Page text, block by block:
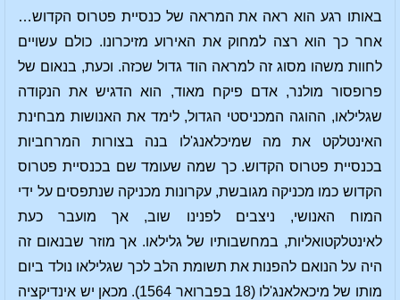
באותו רגע הוא ראה את המראה של כנסיית פטרוס הקדוש…
אחר כך הוא רצה למחוק את האירוע מזיכרונו. כולם עשויים
לחוות משהו מסוג זה למראה הוד גדול שכזה. וכעת, בנאום של
פרופסור מולנר, אדם פיקח מאוד, הוא הדגיש את הנקודה
שגלילאו, ההוגה המכניסטי הגדול, לימד את האנושות מבחינת
האינטלקט את מה שמיכלאנג'לו בנה בצורות המרחביות
בכנסיית פטרוס הקדוש. כך שמה שעומד שם בכנסיית פטרוס
הקדוש כמו מכניקה מגובשת, עקרונות מכניקה שנתפסים על ידי
המוח האנושי, ניצבים לפנינו שוב, אך מועבר כעת
לאינטלקטואליות, במחשבותיו של גלילאו. אך מוזר שבנאום זה
היה על הנואם להפנות את תשומת הלב לכך שגלילאו נולד ביום
מותו של מיכאלאנג'לו (18 בפברואר 1564). מכאן יש אינדיקציה